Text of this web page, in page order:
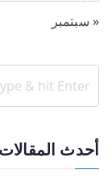
« سبتمبر
أحدث المقالات